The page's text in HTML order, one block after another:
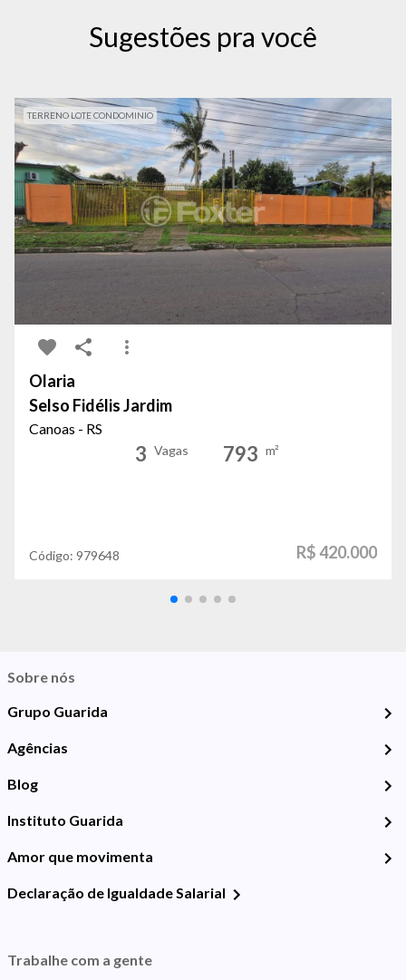
Sugestões pra você
TERRENO LOTE CONDOMINIO
Olaria
Selso Fidélis Jardim
Canoas - RS
3 Vagas 793 m²
Código: 979648 R$ 420.000
Sobre nós
Grupo Guarida
Agências
Blog
Instituto Guarida
Amor que movimenta
Declaração de Igualdade Salarial
Trabalhe com a gente